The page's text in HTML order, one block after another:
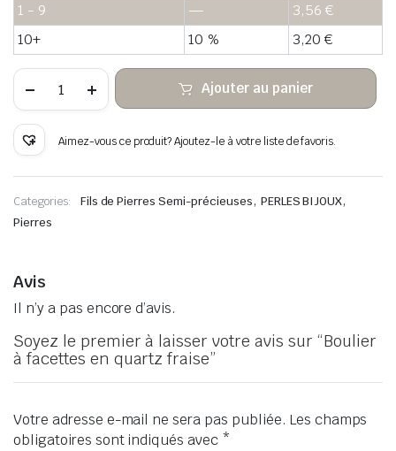
1 - 9
— 3,56 €
10+
10 % 3,20 €
Boulier
facettes
en
fraise
Ajouter au panier
Aimez-vous ce produit? Ajoutez-le à votre liste de favoris.
Categories: Fils de Pierres Semi-précieuses, PERLES BIJOUX,
Pierres
Avis
Il n’y a pas encore d’avis.
Soyez le premier à laisser votre avis sur “Boulier
à facettes en quartz fraise”
Votre adresse e-mail ne sera pas publiée. Les champs
obligatoires sont indiqués avec *